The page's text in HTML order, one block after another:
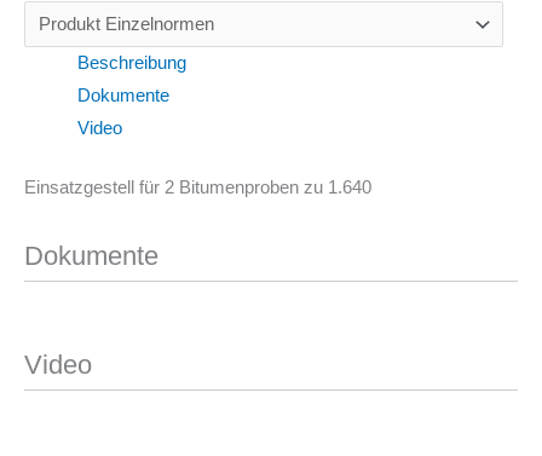
Beschreibung
Dokumente
Video
Einsatzgestell für 2 Bitumenproben zu 1.640
Dokumente
Video